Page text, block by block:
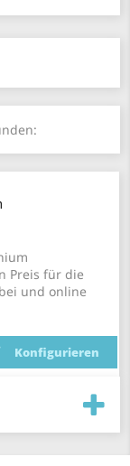
Preis für die
und online
Konfigurieren